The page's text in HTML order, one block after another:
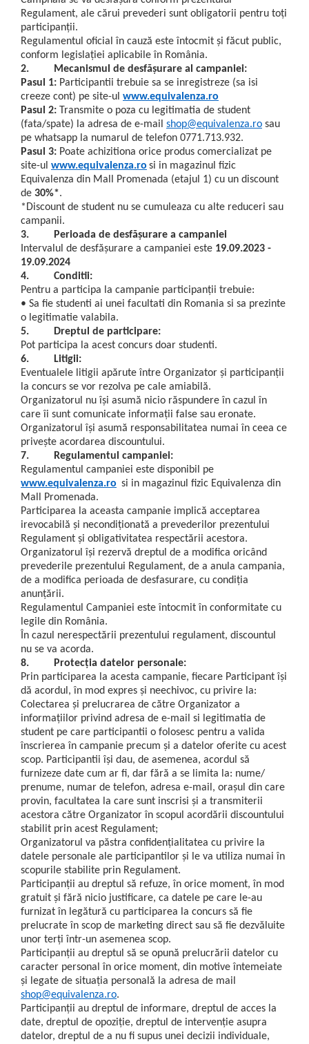
Ulei pentru barba
Regulament, ale cărui prevederi sunt obligatorii pentru toţi
participanţii.
Regulamentul oficial în cauză este întocmit şi făcut public,
conform legislaţiei aplicabile în România.
2. Mecanismul de desfăşurare al campaniei:
Pasul 1: Participantii trebuie sa se inregistreze (sa isi
creeze cont) pe site-ul www.equivalenza.ro
Pasul 2:
Transmite o poza cu legitimatia de student
(fata/spate) la adresa de e-mail shop@equivalenza.ro sau
pe whatsapp la numarul de telefon 0771.713.932.
Pasul 3: Poate achizitiona orice produs comercializat pe
site-ul www.equivalenza.ro si in magazinul fizic
Equivalenza din Mall Promenada (etajul 1) cu un discount
de 30%*.
*Discount de student nu se cumuleaza cu alte reduceri sau
campanii.
3.
Perioada de desfăşurare a campaniei
Intervalul de desfăşurare a campaniei este 19.09.2023 -
19.09.2024
4.
Conditii:
Pentru a participa la campanie participanţii trebuie:
• Sa fie studenti ai unei facultati din Romania si sa prezinte
o legitimatie valabila.
5.
Dreptul de participare:
Pot participa la acest concurs doar studenti.
6. Litigii:
Eventualele litigii apărute între Organizator şi participanţii
la concurs se vor rezolva pe cale amiabilă.
Organizatorul nu îşi asumă nicio răspundere în cazul în
care îi sunt comunicate informaţii false sau eronate.
Organizatorul îşi asumă responsabilitatea numai în ceea ce
priveşte acordarea discountului.
7. Regulamentul campaniei:
Regulamentul campaniei este disponibil pe
www.equivalenza.ro si in magazinul fizic Equivalenza din
Mall Promenada.
Participarea la aceasta campanie implică acceptarea
irevocabilă şi necondiţionată a prevederilor prezentului
Regulament şi obligativitatea respectării acestora.
Organizatorul îşi rezervă dreptul de a modifica oricând
prevederile prezentului Regulament, de a anula campania,
de a modifica perioada de desfasurare, cu condiţia
anunţării.
Regulamentul Campaniei este întocmit în conformitate cu
legile din România.
În cazul nerespectării prezentului regulament, discountul
nu se va acorda.
8. Protecţia datelor personale:
Prin participarea la acesta campanie, fiecare Participant îşi
dă acordul, în mod expres şi neechivoc, cu privire la:
Colectarea şi prelucrarea de către Organizator a
informaţiilor privind adresa de e-mail si legitimatia de
student pe care participantii o folosesc pentru a valida
înscrierea în campanie precum şi a datelor oferite cu acest
scop. Participantii îşi dau, de asemenea, acordul să
furnizeze date cum ar fi, dar fără a se limita la: nume/
prenume, numar de telefon, adresa e-mail, oraşul din care
provin, facultatea la care sunt inscrisi şi a transmiterii
acestora către Organizator în scopul acordării discountului
stabilit prin acest Regulament;
Organizatorul va păstra confidenţialitatea cu privire la
datele personale ale participantilor şi le va utiliza numai în
scopurile stabilite prin Regulament.
Participanţii au dreptul să refuze, în orice moment, în mod
gratuit şi fără nicio justificare, ca datele pe care le-au
furnizat în legătură cu participarea la concurs să fie
prelucrate în scop de marketing direct sau să fie dezvăluite
unor terţi într-un asemenea scop.
Participanţii au dreptul să se opună prelucrării datelor cu
caracter personal în orice moment, din motive întemeiate
şi legate de situaţia personală la adresa de mail
shop@equivalenza.ro.
Participanţii au dreptul de informare, dreptul de acces la
date, dreptul de opoziţie, dreptul de intervenţie asupra
datelor, dreptul de a nu fi supus unei decizii individuale,